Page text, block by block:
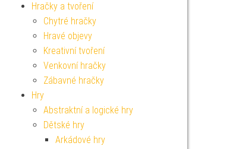
Hračky a tvoření
Chytré hračky
Hravé objevy
Kreativní tvoření
Venkovní hračky
Zábavné hračky
Hry
Abstraktní a logické hry
Dětské hry
Arkádové hry